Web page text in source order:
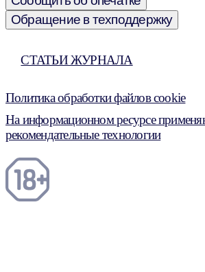
Обращение в техподдержку
СТАТЬИ ЖУРНАЛА
Политика обработки файлов cookie
На информационном ресурсе
рекомендательные технологии